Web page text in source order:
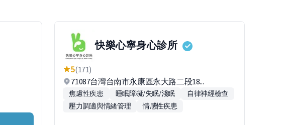
快樂心寧身心診所
5(171)
71087台灣台南市永康區永大路二段18...
焦慮性疾患 睡眠障礙/失眠/淺眠
自律神經檢查
壓力調適與情緒管理
情感性疾患